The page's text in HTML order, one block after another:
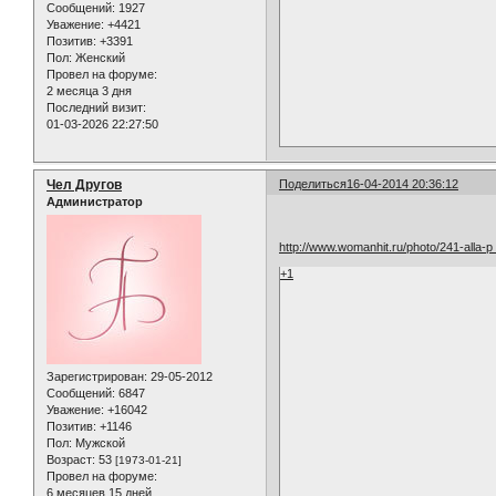
Сообщений: 1927
Уважение: +4421
Позитив: +3391
Пол: Женский
Провел на форуме:
2 месяца 3 дня
Последний визит:
01-03-2026 22:27:50
Поделиться16-04-2014 20:36:12
Чел Другов
Администратор
Зарегистрирован: 29-05-2012
Сообщений: 6847
Уважение: +16042
Позитив: +1146
Пол: Мужской
Возраст: 53 [1973-01-21]
Провел на форуме:
6 месяцев 15 дней
http://www.womanhit.ru/photo/241-alla-
+1